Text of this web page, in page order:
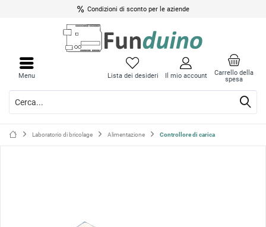
Condizioni di sconto per le aziende
Carrello della
spesa
Lista dei desideri Il mio account
Menu
Laboratorio di bricolage Alimentazione Controllore di carica
menu
menu